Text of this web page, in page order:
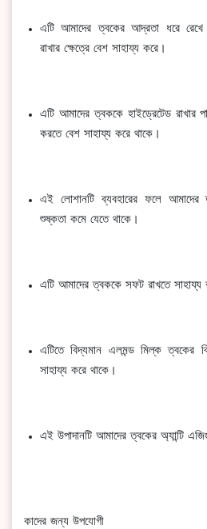
এটি আমাদের ত্বকের আদ্রতা ধরে রেখে
রাখার ক্ষেত্রে বেশ সাহায্য করে।
এটি আমাদের ত্বককে হাইড্রেটেড রাখার
করতে বেশ সাহায্য করে থাকে।
এই লোশানটি ব্যবহারের ফলে আমাদের
শুষ্কতা কমে যেতে থাকে।
এটি আমাদের ত্বককে সফট রাখতে সাহায্য
এটিতে বিদ্যমান এলমন্ড মিল্ক ত্বকের
সাহায্য করে থাকে।
এই উপাদানটি আমাদের ত্বকের অ্যান্টি
কাদের জন্য উপযোগী